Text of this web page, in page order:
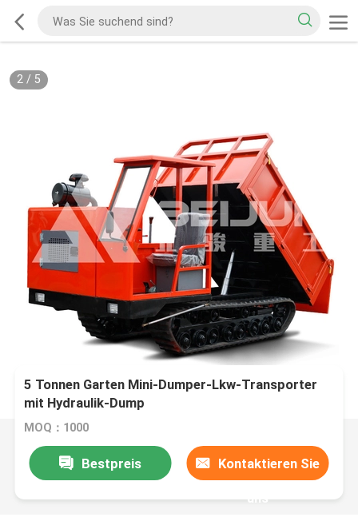
2/ 5
5 Tonnen Garten Mini-Dumper-Lkw-Transporter
mit Hydraulik-Dump
MOQ：1000
Bestpreis Kontaktieren Sie
uns